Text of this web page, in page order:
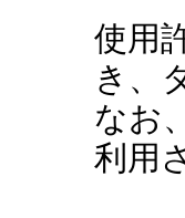
使用
き、
なお
利用